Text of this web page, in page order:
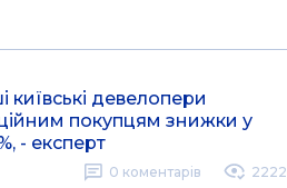
київські девелопери
покупцям знижки у
- експерт
0 коментарів 2222